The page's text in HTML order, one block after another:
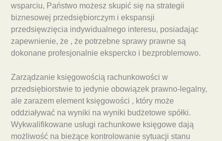
wsparciu, Państwo możesz skupić się na strategii
biznesowej przedsiębiorczym i ekspansji
przedsięwzięcia indywidualnego interesu, posiadając
zapewnienie, że , że potrzebne sprawy prawne są
dokonane profesjonalnie ekspercko i bezproblemowo.
Zarządzanie księgowością rachunkowości w
przedsiębiorstwie to jedynie obowiązek prawno-legalny,
ale zarazem element księgowości , który może
oddziaływać na wyniki na wyniki budżetowe spółki.
Wykwalifikowane usługi rachunkowe księgowe dają
możliwość na bieżące kontrolowanie sytuacji stanu